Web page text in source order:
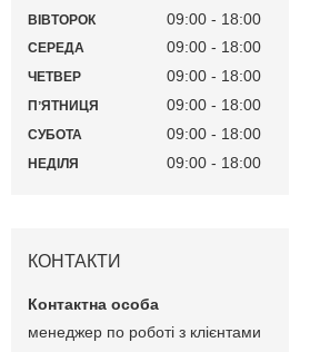
ВІВТОРОК 09:00 18:00
СЕРЕДА 09:00 18:00
ЧЕТВЕР 09:00 18:00
ПʼЯТНИЦЯ 09:00 18:00
СУБОТА 09:00 18:00
НЕДІЛЯ 09:00 18:00
КОНТАКТИ
менеджер по роботі з клієнтами